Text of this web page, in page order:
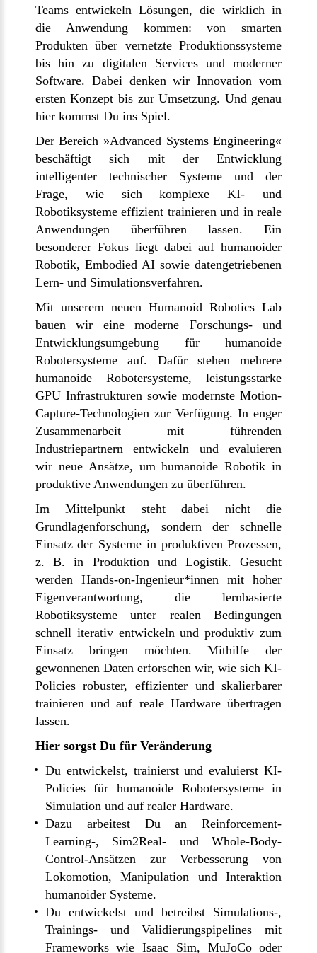
Teams entwickeln Lösungen, die wirklich in
die Anwendung kommen: von smarten
Produkten über vernetzte Produktionssysteme
bis hin zu digitalen Services und moderner
Software. Dabei denken wir Innovation vom
ersten Konzept bis zur Umsetzung. Und genau
hier kommst Du ins Spiel.
Der Bereich »Advanced Systems Engineering«
beschäftigt sich mit der Entwicklung
intelligenter technischer Systeme und der
Frage, wie sich komplexe KI- und
Robotiksysteme effizient trainieren und in reale
Anwendungen überführen lassen. Ein
besonderer Fokus liegt dabei auf humanoider
Robotik, Embodied AI sowie datengetriebenen
Lern- und Simulationsverfahren.
Mit unserem neuen Humanoid Robotics Lab
bauen wir eine moderne Forschungs- und
Entwicklungsumgebung für humanoide
Robotersysteme auf. Dafür stehen mehrere
humanoide Robotersysteme, leistungsstarke
GPU Infrastrukturen sowie modernste Motion-
Capture-Technologien zur Verfügung. In enger
Zusammenarbeit mit führenden
Industriepartnern entwickeln und evaluieren
wir neue Ansätze, um humanoide Robotik in
produktive Anwendungen zu überführen.
Im Mittelpunkt steht dabei nicht die
Grundlagenforschung, sondern der schnelle
Einsatz der Systeme in produktiven Prozessen,
z. B. in Produktion und Logistik. Gesucht
werden Hands-on-Ingenieur*innen mit hoher
Eigenverantwortung, die lernbasierte
Robotiksysteme unter realen Bedingungen
schnell iterativ entwickeln und produktiv zum
Einsatz bringen möchten. Mithilfe der
gewonnenen Daten erforschen wir, wie sich KI-
Policies robuster, effizienter und skalierbarer
trainieren und auf reale Hardware übertragen
lassen.
Hier sorgst Du für Veränderung
Du entwickelst, trainierst und evaluierst KI-
Policies für humanoide Robotersysteme in
Simulation und auf realer Hardware.
Dazu arbeitest Du an Reinforcement-
Learning-, Sim2Real- und Whole-Body-
Control-Ansätzen zur Verbesserung von
Lokomotion, Manipulation und Interaktion
humanoider Systeme.
Du entwickelst und betreibst Simulations-,
Trainings- und Validierungspipelines mit
Frameworks wie Isaac Sim, MuJoCo oder